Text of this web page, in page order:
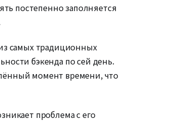
постепенно заполняется
самых традиционных
бэкенда по сей день.
момент времени, что
проблема с его